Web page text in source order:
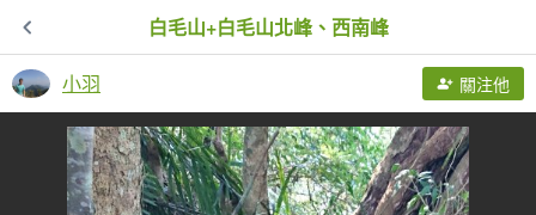
白毛山+白毛山北峰、西南峰
小羽 關注他